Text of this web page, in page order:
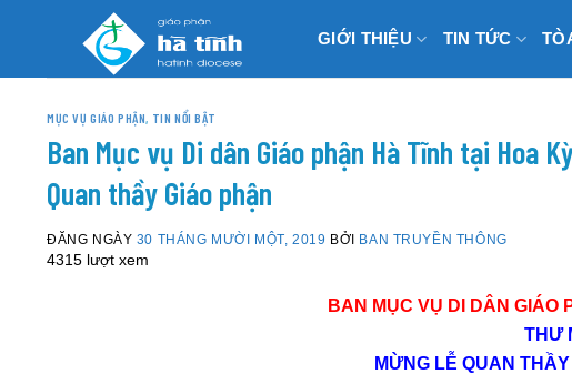
GIỚI THIỆU TIN TỨC
MỤC VỤ GIÁO PHẬN, TIN NỔI BẬT
Ban Mục vụ Di dân Giáo phận Hà Tĩnh tại Hoa
Quan thầy Giáo phận
ĐĂNG NGÀY 30 THÁNG MƯỜI MỘT, 2019 BỞI BAN TRUYỀN THÔNG
4315 lượt xem
BAN MỤC VỤ DI DÂN GIÁO
THƯ
MỪNG LỄ QUAN